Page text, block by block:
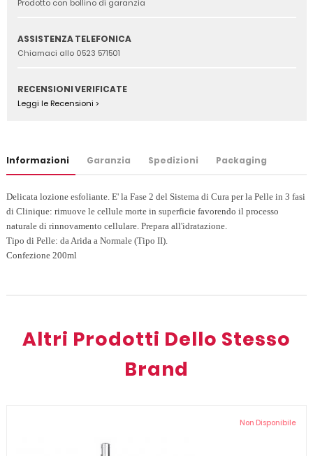
Prodotto con bollino di garanzia
ASSISTENZA TELEFONICA
Chiamaci allo 0523 571501
RECENSIONI VERIFICATE
Leggi le Recensioni >
Informazioni Garanzia Spedizioni Packaging
Delicata lozione esfoliante. E' la Fase 2 del Sistema di Cura per la Pelle in 3 fasi
di Clinique: rimuove le cellule morte in superficie favorendo il processo
naturale di rinnovamento cellulare. Prepara all'idratazione.
Tipo di Pelle: da Arida a Normale (Tipo II).
Confezione 200ml
Altri Prodotti Dello Stesso
Brand
Non Disponibile